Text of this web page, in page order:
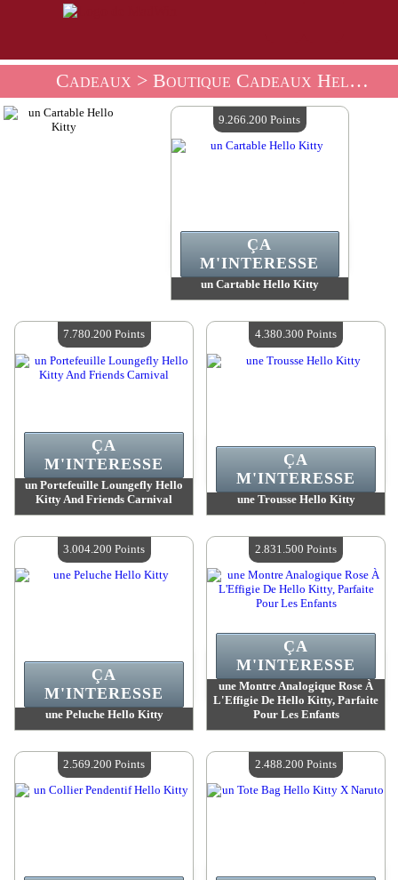
Cadeaux > Boutique Cadeaux Hello Kitty
un Cartable Hello Kitty
Quantité Disponible :4
ÇA
M'INTERESSE
9.266.200 Points
un Portefeuille Loungefly Hello
Kitty And Friends Carnival
Quantité Disponible :4
ÇA
M'INTERESSE
7.780.200 Points
une Trousse Hello Kitty
Quantité Disponible :4
ÇA
M'INTERESSE
4.380.300 Points
une Peluche Hello Kitty
Quantité Disponible :4
ÇA
M'INTERESSE
3.004.200 Points
une Montre Analogique Rose À
L'Effigie De Hello Kitty, Parfaite
Pour Les Enfants
Quantité Disponible :4
ÇA
M'INTERESSE
2.831.500 Points
2.569.200 Points 2.488.200 Points